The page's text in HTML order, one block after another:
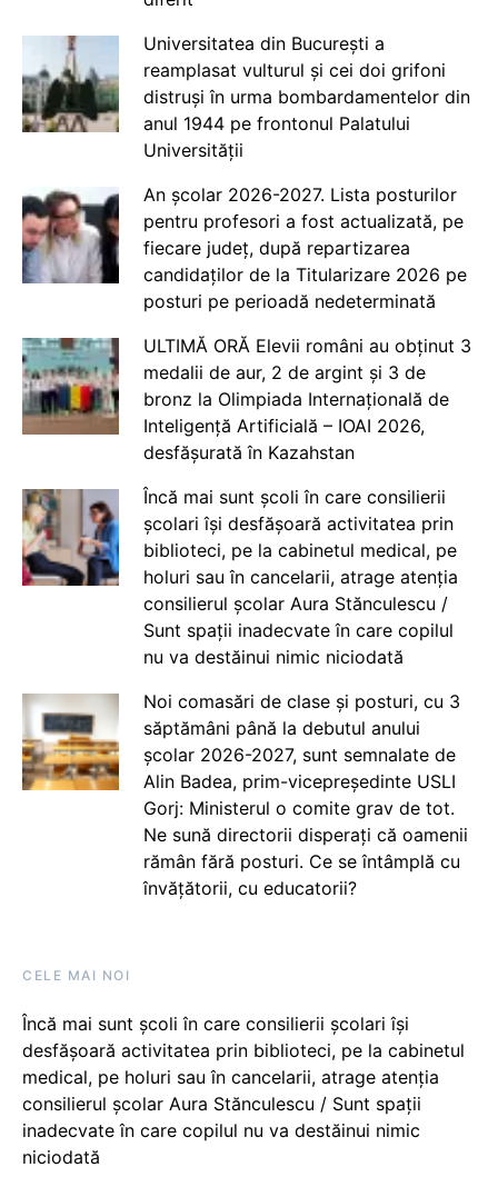
Universitatea din București a
reamplasat vulturul și cei doi grifoni
distruși în urma bombardamentelor din
anul 1944 pe frontonul Palatului
Universității
An școlar 2026-2027. Lista posturilor
pentru profesori a fost actualizată, pe
fiecare județ, după repartizarea
candidaților de la Titularizare 2026 pe
posturi pe perioadă nedeterminată
ULTIMĂ ORĂ Elevii români au obținut 3
medalii de aur, 2 de argint și 3 de
bronz la Olimpiada Internațională de
Inteligență Artificială – IOAI 2026,
desfășurată în Kazahstan
Încă mai sunt școli în care consilierii
școlari își desfășoară activitatea prin
biblioteci, pe la cabinetul medical, pe
holuri sau în cancelarii, atrage atenția
consilierul școlar Aura Stănculescu /
Sunt spații inadecvate în care copilul
nu va destăinui nimic niciodată
Noi comasări de clase și posturi, cu 3
săptămâni până la debutul anului
școlar 2026-2027, sunt semnalate de
Alin Badea, prim-vicepreședinte USLI
Gorj: Ministerul o comite grav de tot.
Ne sună directorii disperați că oamenii
rămân fără posturi. Ce se întâmplă cu
învățătorii, cu educatorii?
CELE MAI NOI
Încă mai sunt școli în care consilierii școlari își
desfășoară activitatea prin biblioteci, pe la cabinetul
medical, pe holuri sau în cancelarii, atrage atenția
consilierul școlar Aura Stănculescu / Sunt spații
inadecvate în care copilul nu va destăinui nimic
niciodată